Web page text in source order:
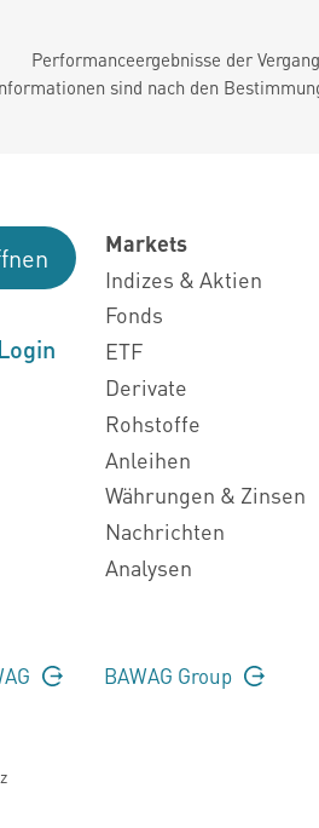
Performanceergebnisse der
sind nach den
Markets
Indizes & Aktien
Fonds
ETF
Derivate
Rohstoffe
Anleihen
Währungen & Zinsen
Nachrichten
Analysen
BAWAG Group